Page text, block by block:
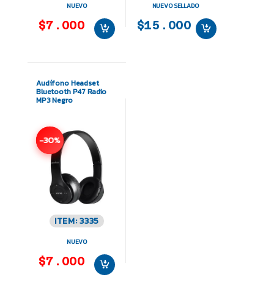
NUEVO
$7.000
NUEVO SELLADO
$15.000
Audífono Headset
Bluetooth P47 Radio
MP3 Negro
-30%
ITEM: 3335
NUEVO
$7.000